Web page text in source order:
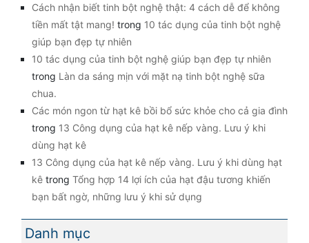
Cách nhận biết tinh bột nghệ thật: 4 cách dễ để không
tiền mất tật mang! trong 10 tác dụng của tinh bột nghệ
giúp bạn đẹp tự nhiên
10 tác dụng của tinh bột nghệ giúp bạn đẹp tự nhiên
trong Làn da sáng mịn với mặt nạ tinh bột nghệ sữa
chua.
Các món ngon từ hạt kê bồi bổ sức khỏe cho cả gia đình
trong 13 Công dụng của hạt kê nếp vàng. Lưu ý khi
dùng hạt kê
13 Công dụng của hạt kê nếp vàng. Lưu ý khi dùng hạt
kê trong Tổng hợp 14 lợi ích của hạt đậu tương khiến
bạn bất ngờ, những lưu ý khi sử dụng
Danh mục